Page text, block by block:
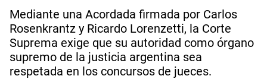
Mediante una Acordada firmada por Carlos
Rosenkrantz y Ricardo Lorenzetti, la Corte
Suprema exige que su autoridad como órgano
supremo de la justicia argentina sea
respetada en los concursos de jueces.